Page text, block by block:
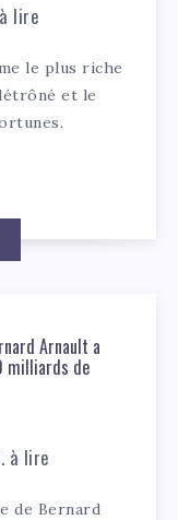
lire
le plus riche
et le
Arnault a
milliards de
à lire
de Bernard